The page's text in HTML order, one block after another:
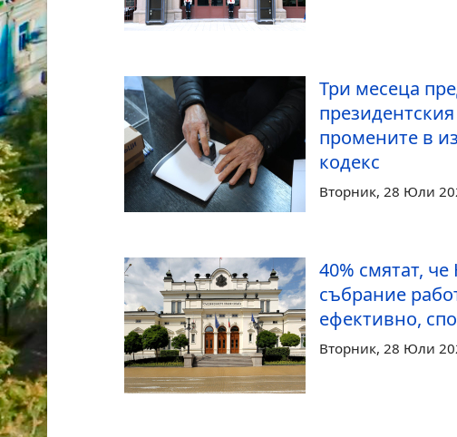
Три месеца
промените в
кодекс
Вторник, 28 Юли
40% смятат,
събрание
ефективно,
Вторник, 28 Юли